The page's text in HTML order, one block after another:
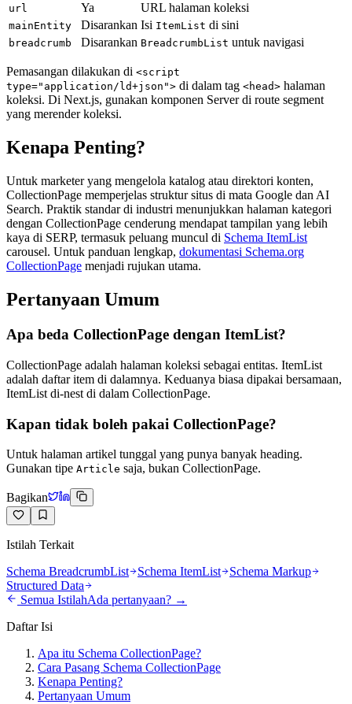
url Ya URL halaman koleksi
mainEntity Disarankan Isi ItemList di sini
breadcrumb Disarankan BreadcrumbList untuk navigasi
Pemasangan dilakukan di <script
type="application/ld+json"> di dalam tag <head> halaman
koleksi. Di Next.js, gunakan komponen Server di route segment
yang merender koleksi.
Kenapa Penting?
Untuk marketer yang mengelola katalog atau direktori konten,
CollectionPage memperjelas struktur situs di mata Google dan AI
Search. Praktik standar di industri menunjukkan halaman kategori
dengan CollectionPage cenderung mendapat tampilan yang lebih
kaya di SERP, termasuk peluang muncul di Schema ItemList
carousel. Untuk panduan lengkap, dokumentasi Schema.org
CollectionPage menjadi rujukan utama.
Pertanyaan Umum
Apa beda CollectionPage dengan ItemList?
CollectionPage adalah halaman koleksi sebagai entitas. ItemList
adalah daftar item di dalamnya. Keduanya biasa dipakai bersamaan,
ItemList di-nest di dalam CollectionPage.
Kapan tidak boleh pakai CollectionPage?
Untuk halaman artikel tunggal yang punya banyak heading.
Gunakan tipe Article saja, bukan CollectionPage.
Bagikan
Istilah Terkait
Schema BreadcrumbList
Schema ItemList
Schema Markup
Structured Data
Semua IstilahAda pertanyaan? →
Daftar Isi
Apa itu Schema CollectionPage?
Cara Pasang Schema CollectionPage
Kenapa Penting?
Pertanyaan Umum